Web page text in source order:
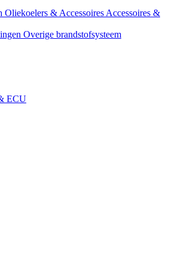
Oliekoelers & Accessoires Accessoires &
Overige brandstofsysteem
ECU